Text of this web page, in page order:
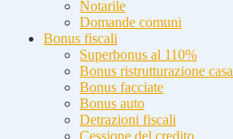
Notarile
Domande comuni
Bonus fiscali
Superbonus al 110%
Bonus ristrutturazione casa
Bonus facciate
Bonus auto
Detrazioni fiscali
Cessione del credito